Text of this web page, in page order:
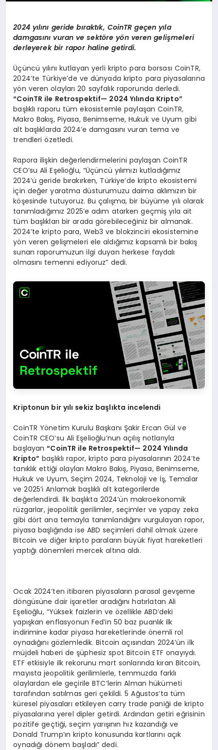
2024 yılını geride bıraktık, CoinTR geçen yıla
damgasınıvuran ve sektöre yön veren gelişmeleri
derleyerek bir rapor haline getirdi.
Üçüncü yılını kutlayan yerli kripto para borsası CoinTR,
2024’te Türkiye’de ve dünyada kripto para piyasalarına
yön veren olayları 20 sayfalık raporunda derledi.
“CoinTR ile Retrospektif— 2024 Yılında Kripto”
başlıklı raporu tüm ekosistemle paylaşan CoinTR,
Makro Bakış, Piyasa, Benimseme, Hukuk ve Uyum gibi
alt başlıklarda 2024’e damgasını vuran tema ve
trendleri özetledi.
Rapora ilişkin değerlendirmelerini paylaşan CoinTR
CEO’su Ali Eşelioğlu, “Üçüncü yılımızı kutladığımız
2024’ü geride bırakırken, Türkiye’de kripto ekosistemi
için değer yaratma düsturumuzu daima aklımızın bir
köşesinde tutuyoruz. Bu çalışma, bir büyüme yılı olarak
tanımladığımız 2025’e adım atarken geçmiş yıla ait
tüm başlıkları bir arada görebileceğiniz bir almanak.
2024’te kripto para, Web3 ve blokzinciri ekosistemine
yön veren gelişmeleri ele aldığımız kapsamlı bir bakış
sunan raporumuzun ilgi duyan herkese faydalı
olmasını temenni ediyoruz” dedi.
Kriptonun bir yılı sekiz başlıkta incelendi
CoinTR Yönetim Kurulu Başkanı Şakir Ercan Gül ve
CoinTR CEO’su Ali Eşelioğlu’nun açılış notlarıyla
başlayan“CoinTR ile Retrospektif— 2024 Yılında
Kripto” başlıklı rapor, kripto para piyasalarının 2024’te
tanıklık ettiği olayları Makro Bakış, Piyasa, Benimseme,
Hukuk ve Uyum, Seçim 2024, Teknoloji ve İş, Temalar
ve 2025’i Anlamak başlıklı alt kategorilerde
değerlendirdi. İlk başlıkta 2024’ün makroekonomik
rüzgarlar, jeopolitik gerilimler, seçimler ve yapay zeka
gibi dört ana temayla tanımlandığını vurgulayan rapor,
piyasa başlığında ise ABD seçimleri dahil olmak üzere
Bitcoin ve diğer kripto paraların büyük fiyat hareketleri
yaptığı dönemleri mercek altına aldı.
Ocak 2024’ten itibaren piyasaların parasal gevşeme
döngüsüne dair işaretler aradığını hatırlatan Ali
Eşelioğlu, “Yüksek faizlerin ve özellikle ABD’deki
yapışkan enflasyonun Fed’in 50 baz puanlık ilk
indirimine kadar piyasa hareketlerinde önemli rol
oynadığını gözlemledik. Bitcoin açısından 2024’ün ilk
müjdeli haberi de şüphesiz spot Bitcoin ETF onayıydı.
ETF etkisiyle ilk rekorunu mart sonlarında kıran Bitcoin,
mayısta jeopolitik gerilimlerle, temmuzda farklı
olaylardan ele geçirile BTC’lerin Alman hükümeti
tarafından satılmas geri çekildi. 5 Ağustos’ta tüm
küresel piyasaları etkileyen carry trade paniği de kripto
piyasalarına yerel dipler getirdi. Ardından getiri eğrisinin
pozitife geçtiği, seçim yarışının hız kazandığı ve
Donald Trump’ın kripto konusunda kartlarını açık
oynadığı dönem başladı” dedi.